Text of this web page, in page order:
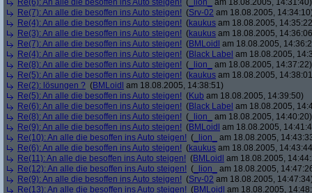
Re(6): An alle die besoffen ins Auto steigen! ( _lion_
am 18.08.2005, 14:31:40)
Re(7): An alle die besoffen ins Auto steigen! (Srv-02 am 18.08.2005,
Re(4): An alle die besoffen ins Auto steigen! (kaukus am 18.08.2005,
Re(3): An alle die besoffen ins Auto steigen! (kaukus am 18.08.2005,
Re(7): An alle die besoffen ins Auto steigen! (BMLoidl am 18.08.2005,
Re(4): An alle die besoffen ins Auto steigen! (Black Label am 18.08.2005,
Re(8): An alle die besoffen ins Auto steigen! ( _lion_
am 18.08.2005, 14:37:22)
Re(5): An alle die besoffen ins Auto steigen! (kaukus am 18.08.2005,
Re(2): lösungen ? (BMLoidl am 18.08.2005, 14:38:51)
Re(5): An alle die besoffen ins Auto steigen! (Kub am 18.08.2005, 14:39:50)
Re(6): An alle die besoffen ins Auto steigen! (Black Label am 18.08.2005,
Re(8): An alle die besoffen ins Auto steigen! ( _lion_
am 18.08.2005, 14:40:20)
Re(9): An alle die besoffen ins Auto steigen! (BMLoidl am 18.08.2005,
Re(10): An alle die besoffen ins Auto steigen! ( _lion_
am 18.08.2005,
Re(6): An alle die besoffen ins Auto steigen! (kaukus am 18.08.2005,
Re(11): An alle die besoffen ins Auto steigen! (BMLoidl am 18.08.2005,
Re(12): An alle die besoffen ins Auto steigen! ( _lion_
am 18.08.2005,
Re(9): An alle die besoffen ins Auto steigen! (Srv-02 am 18.08.2005,
Re(13): An alle die besoffen ins Auto steigen! (BMLoidl am 18.08.2005,